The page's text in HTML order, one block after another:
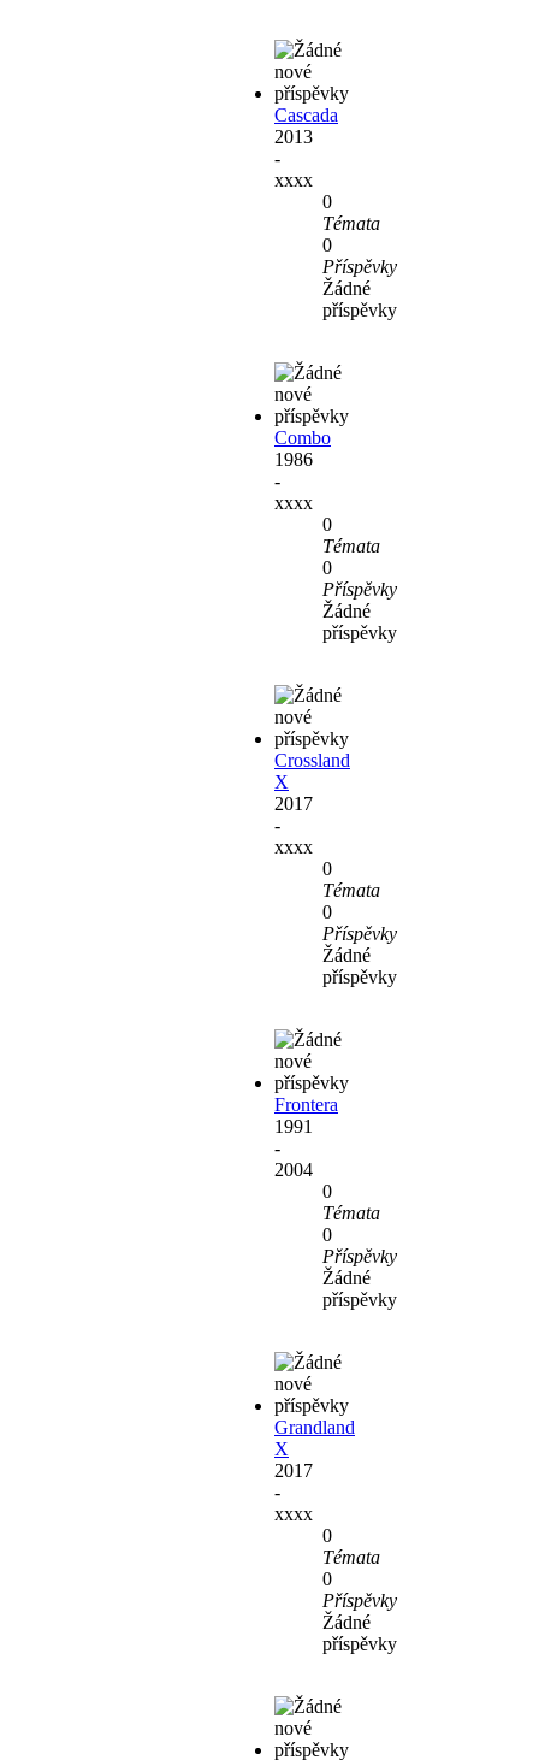
Cascada
2013
-
xxxx
0
Témata
0
Příspěvky
Žádné
příspěvky
Combo
1986
-
xxxx
0
Témata
0
Příspěvky
Žádné
příspěvky
Crossland
X
2017
-
xxxx
0
Témata
0
Příspěvky
Žádné
příspěvky
Frontera
1991
-
2004
0
Témata
0
Příspěvky
Žádné
příspěvky
Grandland
X
2017
-
xxxx
0
Témata
0
Příspěvky
Žádné
příspěvky